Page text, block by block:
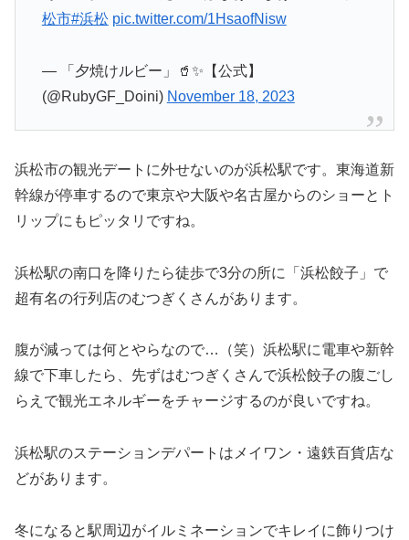
松市#浜松 pic.twitter.com/1HsaofNisw
— 「夕焼けルビー」🥤✨【公式】
(@RubyGF_Doini) November 18, 2023
浜松市の観光デートに外せないのが浜松駅です。東海道新
幹線が停車するので東京や大阪や名古屋からのショーとト
リップにもピッタリですね。
浜松駅の南口を降りたら徒歩で3分の所に「浜松餃子」で
超有名の行列店のむつぎくさんがあります。
腹が減っては何とやらなので…（笑）浜松駅に電車や新幹
線で下車したら、先ずはむつぎくさんで浜松餃子の腹ごし
らえで観光エネルギーをチャージするのが良いですね。
浜松駅のステーションデパートはメイワン・遠鉄百貨店な
どがあります。
冬になると駅周辺がイルミネーションでキレイに飾りつけ